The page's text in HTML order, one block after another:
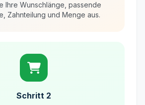
Ihre Wunschlänge, passende
Zahnteilung und Menge aus.
Schritt 2